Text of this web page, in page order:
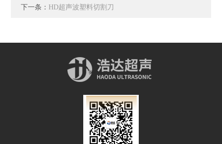
下一条： HD超声波塑料切割刀